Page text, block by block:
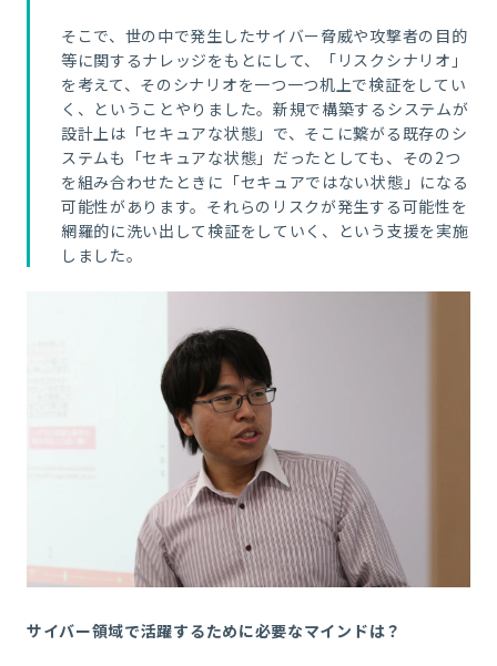
そこで、世の中で発生したサイバー脅威や攻撃者の目的
等に関するナレッジをもとにして、「リスクシナリオ」
を考えて、そのシナリオを一つ一つ机上で検証をしてい
く、ということやりました。新規で構築するシステムが
設計上は「セキュアな状態」で、そこに繋がる既存のシ
ステムも「セキュアな状態」だったとしても、その 2つ
を組み合わせたときに「セキュアではない状態」になる
可能性があります。それらのリスクが発生する可能性を
網羅的に洗い出して検証をしていく、という支援を実施
しました。
サイバー領域で活躍するために必要なマインドは？